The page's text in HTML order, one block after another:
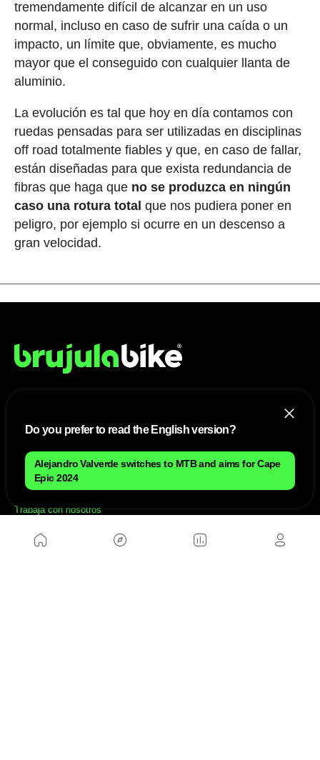
tremendamente difícil de alcanzar en un uso
normal, incluso en caso de sufrir una caída o un
impacto, un límite que, obviamente, es mucho
mayor que el conseguido con cualquier llanta de
aluminio.
La evolución es tal que hoy en día contamos con
ruedas pensadas para ser utilizadas en disciplinas
off road totalmente fiables y que, en caso de fallar,
están diseñadas para que exista redundancia de
fibras que haga que no se produzca en ningún
caso una rotura total que nos pudiera poner en
peligro, por ejemplo si ocurre en un descenso a
gran velocidad.
Aviso Legal
Anúnciate con nosotros
Política de cookies
Política de privacidad
Trabaja con nosotros
WEBS AMIGAS
Do you prefer to read the English version?
Alejandro Valverde switches to MTB and aims for Cape
Epic 2024